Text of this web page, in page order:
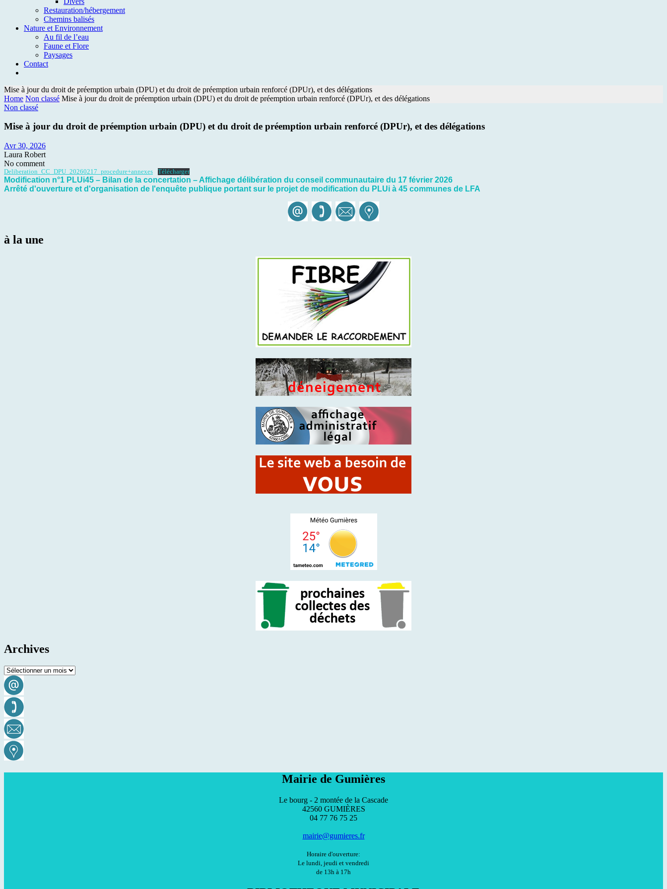
Restauration/hébergement
Chemins balisés
Nature et Environnement
Au fil de l’eau
Faune et Flore
Paysages
Contact
Mise à jour du droit de préemption urbain (DPU) et du droit de préemption urbain renforcé (DPUr), et des délégations
Home Non classé Mise à jour du droit de préemption urbain (DPU) et du droit de préemption urbain renforcé (DPUr), et des délégations
Non classé
Mise à jour du droit de préemption urbain (DPU) et du droit de préemption urbain renforcé (DPUr), et des délégations
Avr 30, 2026
Laura Robert
No comment
Deliberation_CC_DPU_20260217_procedure+annexes Télécharger
Modification n°1 PLUi45 – Bilan de la concertation – Affichage délibération du conseil communautaire du 17 février 2026
Arrêté d'ouverture et d'organisation de l'enquête publique portant sur le projet de modification du PLUi à 45 communes de LFA
à la une
Archives
Archives
Mairie de Gumières
Le bourg - 2 montée de la Cascade
42560 GUMIÈRES
04 77 76 75 25
mairie@gumieres.fr
Horaire d'ouverture:
Le lundi, jeudi et vendredi
de 13h à 17h